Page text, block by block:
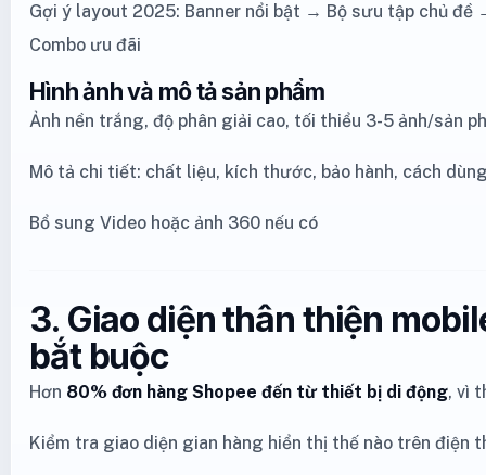
Gợi ý layout 2025: Banner nổi bật → Bộ sưu tập chủ
Combo ưu đãi
Hình ảnh và mô tả sản phẩm
Ảnh nền trắng, độ phân giải cao, tối thiểu 3-5 ảnh/sản
Mô tả chi tiết: chất liệu, kích thước, bảo hành, cách
Bổ sung Video hoặc ảnh 360 nếu có
3. Giao diện thân thiện
bắt buộc
Hơn 80% đơn hàng Shopee đến từ thiết bị di động, vì
Kiểm tra giao diện gian hàng hiển thị thế nào trên điện